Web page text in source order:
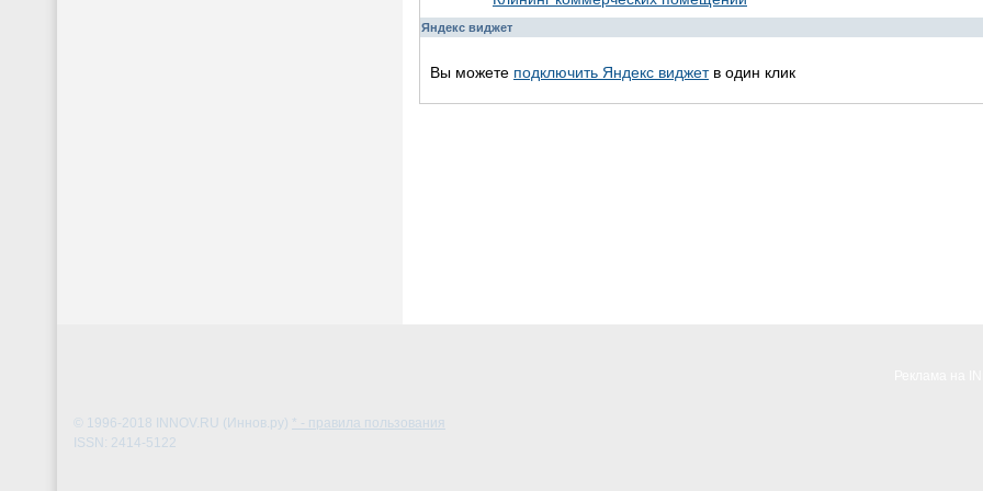
Яндекс виджет
Вы можете подключить Яндекс виджетв один клик
© 1996-2018 INNOV.RU (Иннов.ру) * - правила пользования
ISSN: 2414-5122